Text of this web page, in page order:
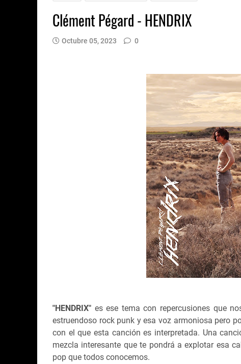
Clément Pégard - HENDRIX
Octubre 05, 2023 0
"HENDRIX" es ese tema con repercusiones que
estruendoso rock punk y esa voz armoniosa pero
con el que esta canción es interpretada. Una
mezcla interesante que te pondrá a explotar esa
pop que todos conocemos.